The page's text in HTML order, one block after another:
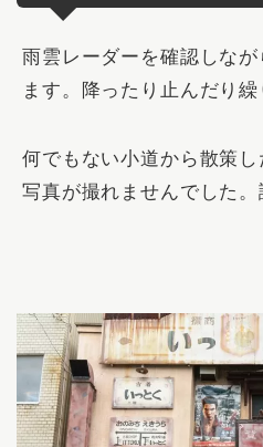
雨雲レーダーを確認しな
ます。降ったり止んだり
何でもない小道から散策
写真が撮れませんでした。